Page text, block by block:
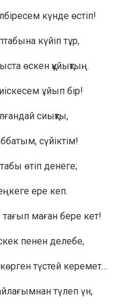
күнде өстіп!
күйіп тұр,
өскен құйықтың.
ұйып бір!
сиықты,
сүйіктім!
өтіп денеге;
ере кеп.
маған бере кет!
пенен делебе,
түстей керемет…
түлеп үн,